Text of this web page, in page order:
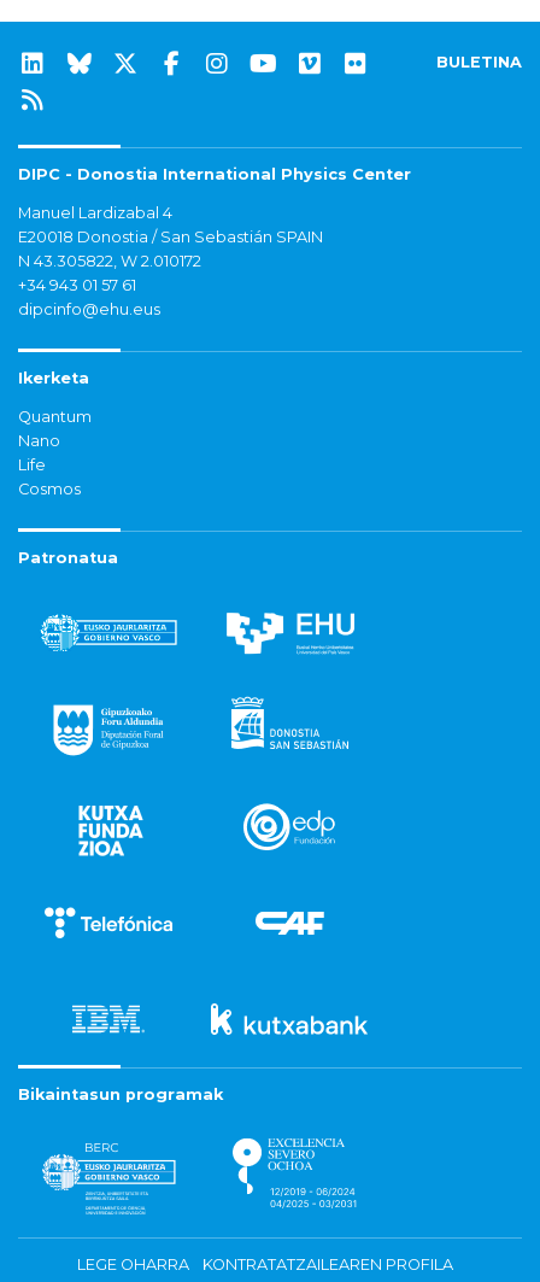
BULETINA
DIPC - Donostia International Physics Center
Manuel Lardizabal 4
E20018 Donostia / San Sebastián SPAIN
N 43.305822, W 2.010172
+34 943 01 57 61
dipcinfo@ehu.eus
Ikerketa
Quantum
Nano
Life
Cosmos
Patronatua
Bikaintasun programak
LEGE OHARRA
KONTRATATZAILEAREN PROFILA